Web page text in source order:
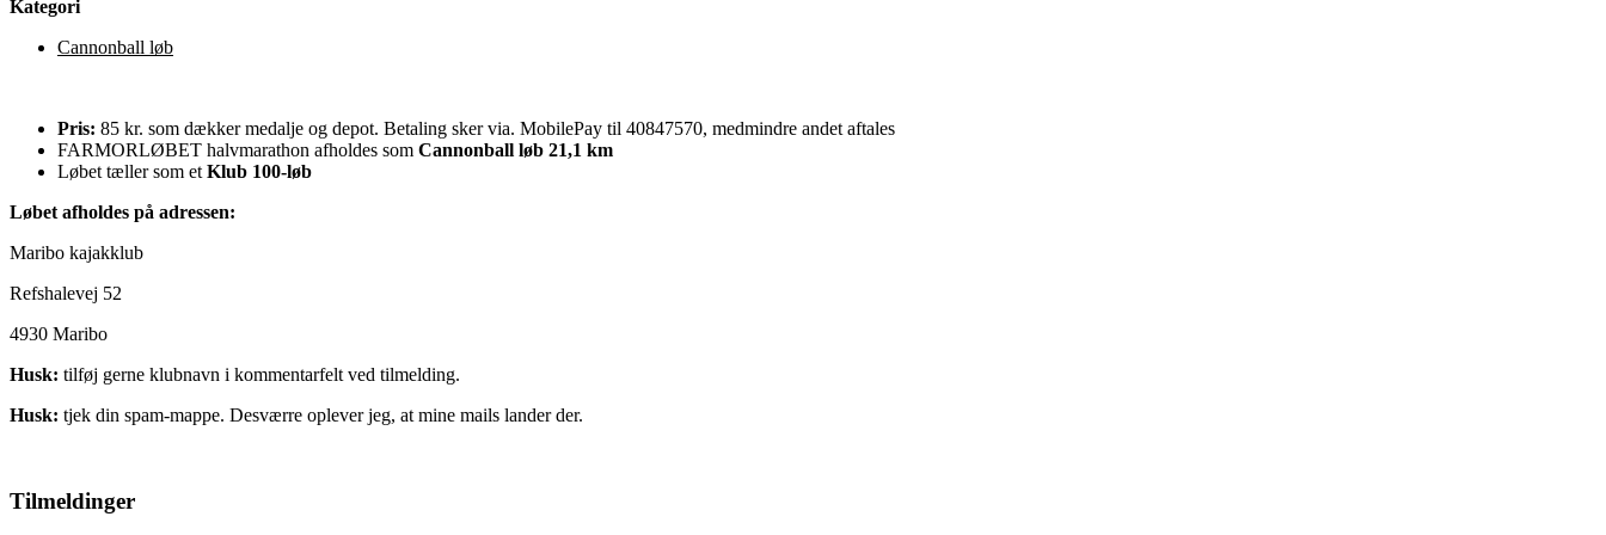
Kategori
Cannonball løb
Pris: 85 kr. som dækker medalje og depot. Betaling sker via. MobilePay til 40847570, medmindre andet aftales
FARMORLØBET halvmarathon afholdes som Cannonball løb 21,1 km
Løbet tæller som et Klub 100-løb
Løbet afholdes på adressen:
Maribo kajakklub
Refshalevej 52
4930 Maribo
Husk: tilføj gerne klubnavn i kommentarfelt ved tilmelding.
Husk: tjek din spam-mappe. Desværre oplever jeg, at mine mails lander der.
Tilmeldinger